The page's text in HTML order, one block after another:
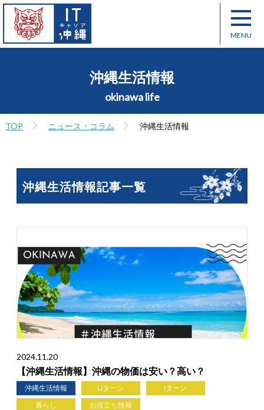
沖縄生活情報
okinawa life
TOP ニュース・コラム 沖縄生活情報
沖縄生活情報記事一覧
2024.11.20
【沖縄生活情報】沖縄の物価は安い？高い？
沖縄生活情報 Uターン
Iターン
暮らし
お役立ち情報